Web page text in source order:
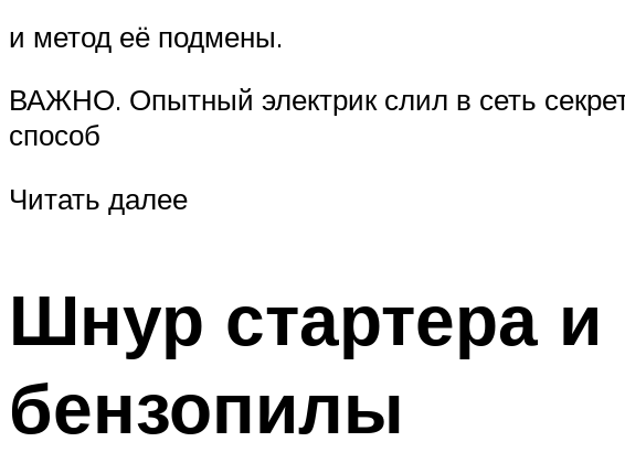
и метод её подмены.
ВАЖНО. Опытный электрик слил в сеть
способ
Читать далее
Шнур стартера
бензопилы